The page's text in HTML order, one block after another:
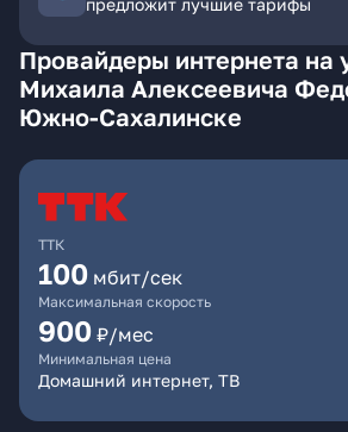
предложит лучшие тарифы
Провайдеры интернета на
Михаила Алексеевича
Южно-Сахалинске
ТТК
100 мбит/сек
Максимальная скорость
900 ₽/мес
Минимальная цена
Домашний интернет, ТВ